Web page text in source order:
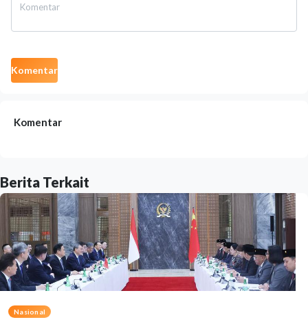
Komentar
Komentar
Berita Terkait
Nasional